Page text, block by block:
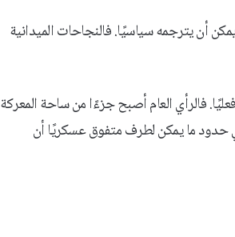
أن يترجمه سياسيًا. فالنجاحات الميدانية
فالرأي العام أصبح جزءًا من ساحة المعركة
حدود ما يمكن لطرف متفوق عسكريًا أن